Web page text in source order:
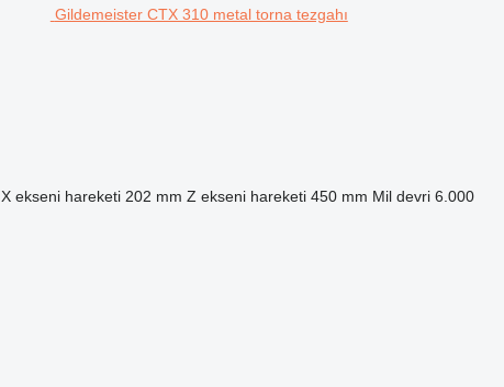
Gildemeister CTX 310 metal torna tezgahı
X ekseni hareketi 202 mm Z ekseni hareketi 450 mm Mil devri 6.000